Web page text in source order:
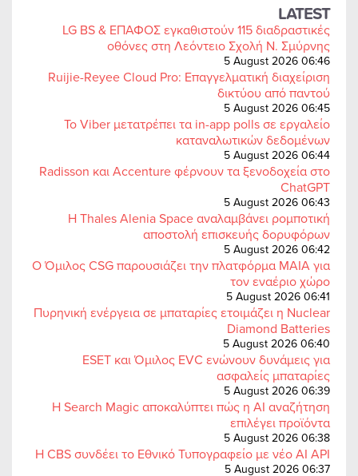
LATEST
LG BS & ΕΠΑΦΟΣ εγκαθιστούν 115 διαδραστικές
οθόνες στη Λεόντειο Σχολή Ν. Σμύρνης
5 August 2026 06:46
Ruijie-Reyee Cloud Pro: Επαγγελματική διαχείριση
δικτύου από παντού
5 August 2026 06:45
Το Viber μετατρέπει τα in-app polls σε εργαλείο
καταναλωτικών δεδομένων
5 August 2026 06:44
Radisson και Accenture φέρνουν τα ξενοδοχεία στο
ChatGPT
5 August 2026 06:43
Η Thales Alenia Space αναλαμβάνει ρομποτική
αποστολή επισκευής δορυφόρων
5 August 2026 06:42
Ο Όμιλος CSG παρουσιάζει την πλατφόρμα MAIA για
τον εναέριο χώρο
5 August 2026 06:41
Πυρηνική ενέργεια σε μπαταρίες ετοιμάζει η Nuclear
Diamond Batteries
5 August 2026 06:40
ESET και Όμιλος EVC ενώνουν δυνάμεις για
ασφαλείς μπαταρίες
5 August 2026 06:39
Η Search Magic αποκαλύπτει πώς η AI αναζήτηση
επιλέγει προϊόντα
5 August 2026 06:38
Η CBS συνδέει το Εθνικό Τυπογραφείο με νέο AI API
5 August 2026 06:37